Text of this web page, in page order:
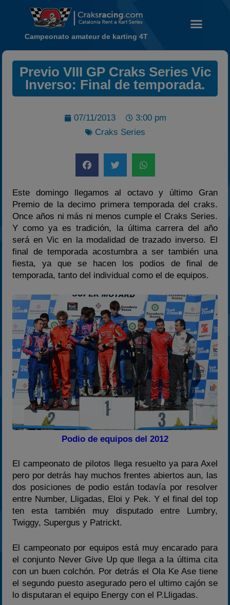
Noticias
Calendario
Carreras finalizadas
Temporada 2026
2022
2023
2025
Estadísticas
Preguntas Frecuentes
Campeonato amateur de karting 4T
Previo VIII GP Craks Series Vic
Inverso: Final de temporada.
07/11/2013
3:00 pm
Craks Series
Este domingo llegamos al octavo y último Gran
Premio de la decimo primera temporada del craks.
Once años ni más ni menos cumple el Craks Series.
Y como ya es tradición, la última carrera del año
será en Vic en la modalidad de trazado inverso. El
final de temporada acostumbra a ser también una
fiesta, ya que se hacen los podios de final de
temporada, tanto del individual como el de equipos.
Podio de equipos del 2012
El campeonato de pilotos llega resuelto ya para Axel
pero por detrás hay muchos frentes abiertos aun, las
dos posiciones de podio están todavía por resolver
entre Number, Lligadas, Eloi y Pek. Y el final del top
ten esta también muy disputado entre Lumbry,
Twiggy, Supergus y Patrickt.
El campeonato por equipos está muy encarado para
el conjunto Never Give Up que llega a la última cita
con un buen colchón. Por detrás el Ola Ke Ase tiene
el segundo puesto asegurado pero el ultimo cajón se
lo disputaran el equipo Energy con el P.Lligadas.